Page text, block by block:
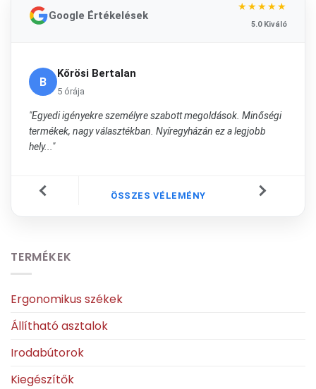
Google Értékelések
★★★★★
5.0 Kiváló
B
Kőrösi Bertalan
5 órája
"Egyedi igényekre személyre szabott megoldások. Minőségi
termékek, nagy választékban. Nyíregyházán ez a legjobb
hely..."
ÖSSZES VÉLEMÉNY
TERMÉKEK
Ergonomikus székek
Állítható asztalok
Irodabútorok
Kiegészítők